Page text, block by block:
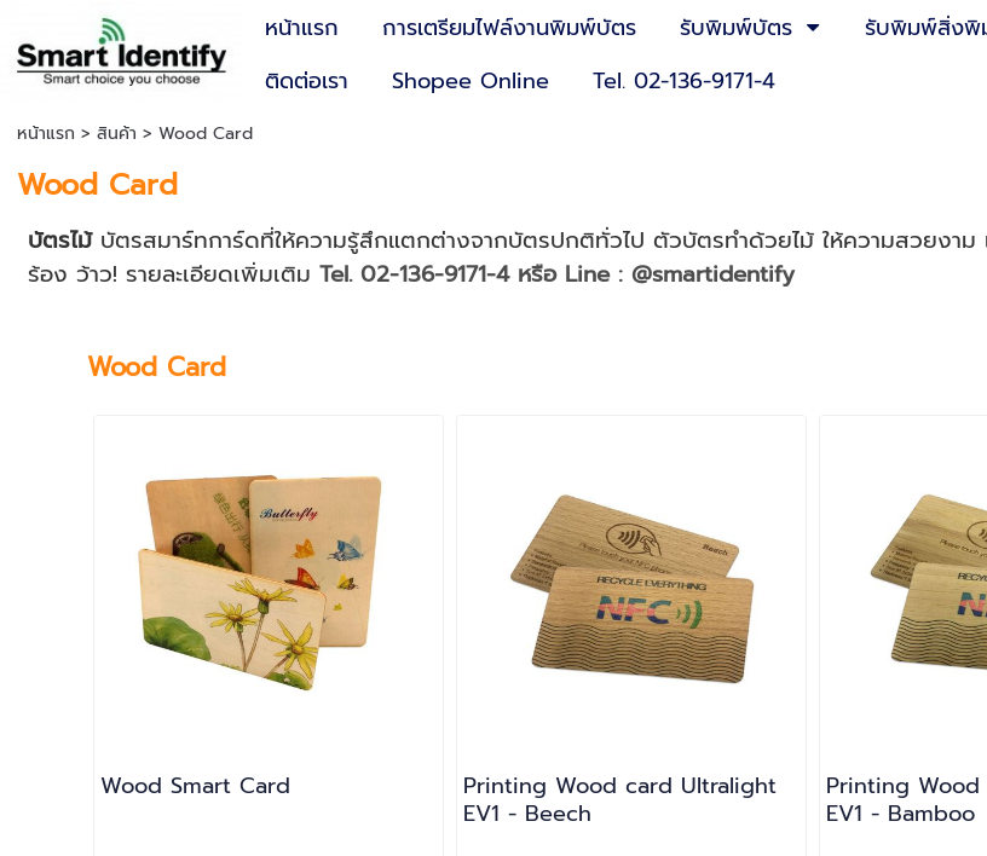
หน้าแรก การเตรียมไฟล์งานพิมพ์บัตร รับพิมพ์บัตร รับพิมพ์สิ่งพิ
ติดต่อเรา
Shopee Online Tel. 02-136-9171-4
หน้าแรก > สินค้า > Wood Card
Wood Card
บัตรไม้ บัตรสมาร์ทการ์ดที่ให้ความรู้สึกแตกต่างจากบัตรปกติทั่วไป ตัวบัตรทำด้วยไม้ ให้ความสวยงา
ร้อง ว้าว!รายละเอียดเพิ่มเติมTel. 02-136-9171-4 หรือ Line : @smartidentify
Wood Card
Wood Smart Card
Printing Wood card Ultralight
EV1 - Beech
Printing
EV1 - Bamboo